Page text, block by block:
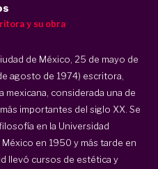
y su obra
de México, 25 de mayo de
agosto de 1974) escritora,
mexicana, considerada una de
importantes del siglo XX. Se
en la Universidad
en 1950 y más tarde en
llevó cursos de estética y